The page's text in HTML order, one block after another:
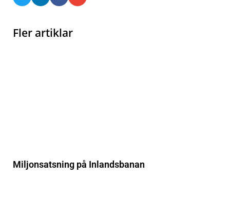
Fler artiklar
Miljonsatsning på Inlandsbanan